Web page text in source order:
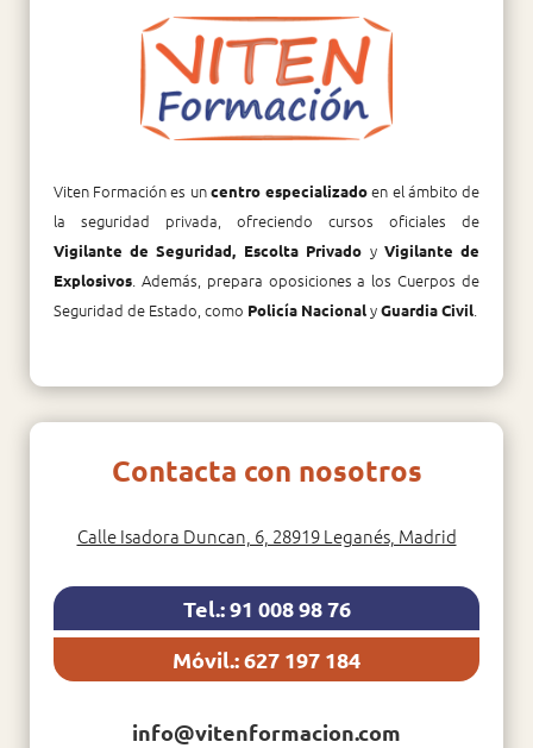
Viten Formación es uncentro especializadoen el ámbito de
la seguridad privada, ofreciendo cursos oficiales de
Vigilante de Seguridad, Escolta Privado yVigilante de
Explosivos. Además, prepara oposiciones a los Cuerpos de
Seguridad de Estado, como Policía NacionalyGuardia Civil.
Contacta con nosotros
Calle Isadora Duncan, 6, 28919 Leganés, Madrid
Tel.: 91 008 98 76
Móvil.: 627 197 184
info@vitenformacion.com